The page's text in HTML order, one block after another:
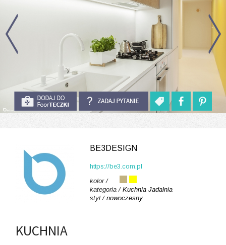
BE3DESIGN
https://be3.com.pl
kolor /
kategoria / Kuchnia Jadalnia
styl / nowoczesny
KUCHNIA